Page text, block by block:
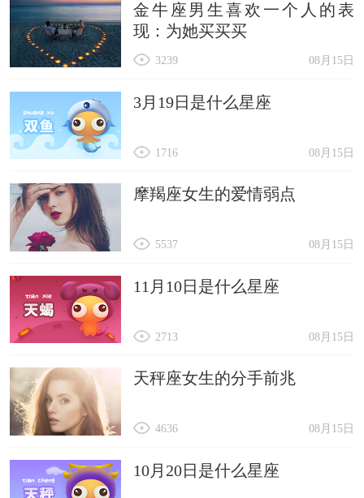
金牛座男生喜欢一个人的表
现：为她买买买
08月15日
3239
3月19日是什么星座
08月15日
1716
摩羯座女生的爱情弱点
08月15日
5537
11月10日是什么星座
08月15日
2713
天秤座女生的分手前兆
08月15日
4636
10月20日是什么星座